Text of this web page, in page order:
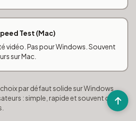
Test (Mac)
vidéo. Pas pour Windows. Souvent
sur Mac.
par défaut solide sur Windows
: simple, rapide et souvent cité